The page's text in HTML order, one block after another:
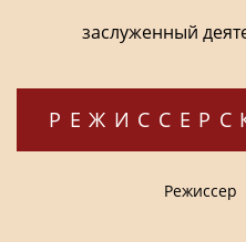
заслуженный
Режиссер